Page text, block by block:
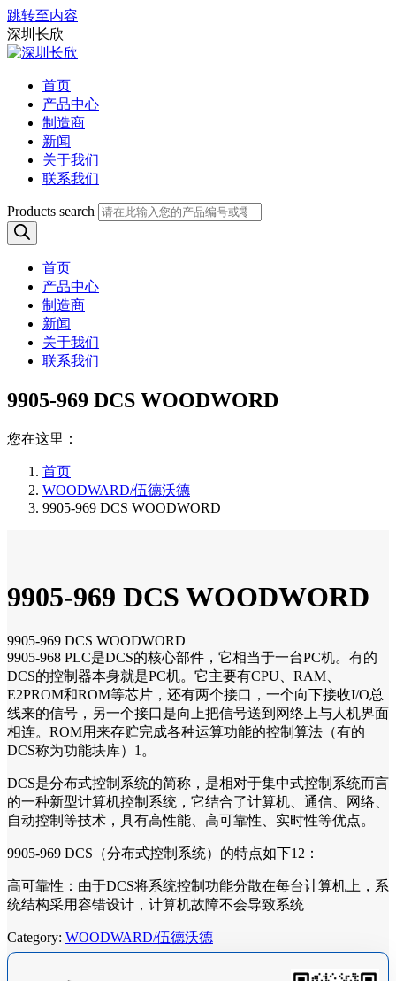
跳转至内容
深圳长欣
首页
产品中心
制造商
新闻
关于我们
联系我们
Products search
首页
产品中心
制造商
新闻
关于我们
联系我们
9905-969 DCS WOODWORD
您在这里：
首页
WOODWARD/伍德沃德
9905-969 DCS WOODWORD
9905-969 DCS WOODWORD
9905-969 DCS WOODWORD
9905-968 PLC是DCS的核心部件，它相当于一台PC机。有的
DCS的控制器本身就是PC机。它主要有CPU、RAM、
E2PROM和ROM等芯片，还有两个接口，一个向下接收I/O总
线来的信号，另一个接口是向上把信号送到网络上与人机界面
相连。ROM用来存贮完成各种运算功能的控制算法（有的
DCS称为功能块库）1。
DCS是分布式控制系统的简称，是相对于集中式控制系统而言
的一种新型计算机控制系统，它结合了计算机、通信、网络、
自动控制等技术，具有高性能、高可靠性、实时性等优点。
9905-969 DCS（分布式控制系统）的特点如下12：
高可靠性：由于DCS将系统控制功能分散在每台计算机上，系
统结构采用容错设计，计算机故障不会导致系统
Category: WOODWARD/伍德沃德